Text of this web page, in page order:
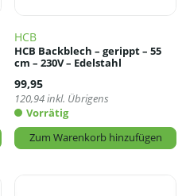
HCB
HCB Backblech – gerippt – 55
cm – 230V – Edelstahl
99,95
120,94inkl. Übrigens
Vorrätig
Zum Warenkorb hinzufügen